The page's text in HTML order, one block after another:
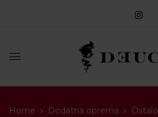
Home Dodatna oprema Ostalo